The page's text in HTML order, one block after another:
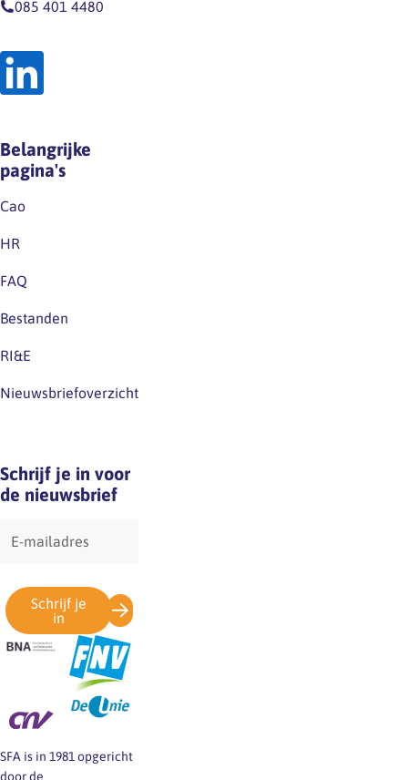
085 401 4480
Belangrijke
pagina's
Cao
HR
FAQ
Bestanden
RI&E
Nieuwsbriefoverzicht
Schrijf je in voor
de nieuwsbrief
mailadres
Schrijf je
in
SFA is in 1981 opgericht
door de